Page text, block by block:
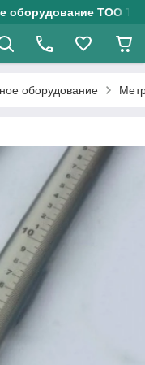
оборудование ТОО
оборудование